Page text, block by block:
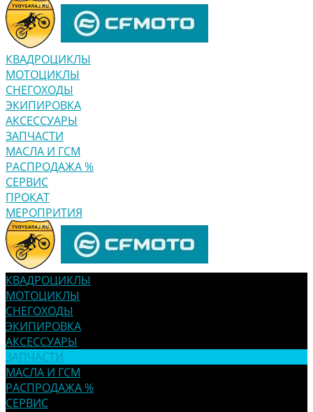
КВАДРОЦИКЛЫ
МОТОЦИКЛЫ
СНЕГОХОДЫ
ЭКИПИРОВКА
АКСЕССУАРЫ
ЗАПЧАСТИ
МАСЛА И ГСМ
РАСПРОДАЖА %
СЕРВИС
ПРОКАТ
МЕРОПРИТИЯ
КВАДРОЦИКЛЫ
МОТОЦИКЛЫ
СНЕГОХОДЫ
ЭКИПИРОВКА
АКСЕССУАРЫ
ЗАПЧАСТИ
МАСЛА И ГСМ
РАСПРОДАЖА %
СЕРВИС